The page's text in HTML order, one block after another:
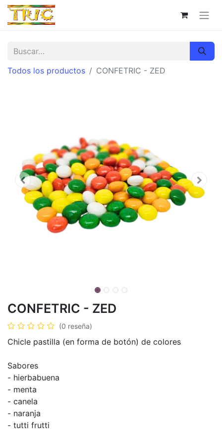
Todos los productos CONFETRIC - ZED
CONFETRIC - ZED
(0 reseña)
Chicle pastilla (en forma de botón) de colores
Sabores
- hierbabuena
- menta
- canela
- naranja
- tutti frutti